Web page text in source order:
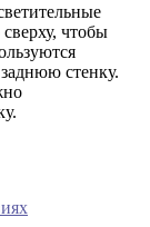
чтобы
стенку.